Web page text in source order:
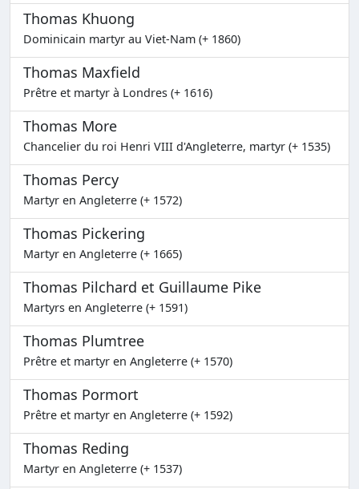
Thomas Khuong
Dominicain martyr au Viet-Nam (+ 1860)
Thomas Maxfield
Prêtre et martyr à Londres (+ 1616)
Thomas More
Chancelier du roi Henri VIII d'Angleterre, martyr (+ 1535)
Thomas Percy
Martyr en Angleterre (+ 1572)
Thomas Pickering
Martyr en Angleterre (+ 1665)
Thomas Pilchard et Guillaume Pike
Martyrs en Angleterre (+ 1591)
Thomas Plumtree
Prêtre et martyr en Angleterre (+ 1570)
Thomas Pormort
Prêtre et martyr en Angleterre (+ 1592)
Thomas Reding
Martyr en Angleterre (+ 1537)